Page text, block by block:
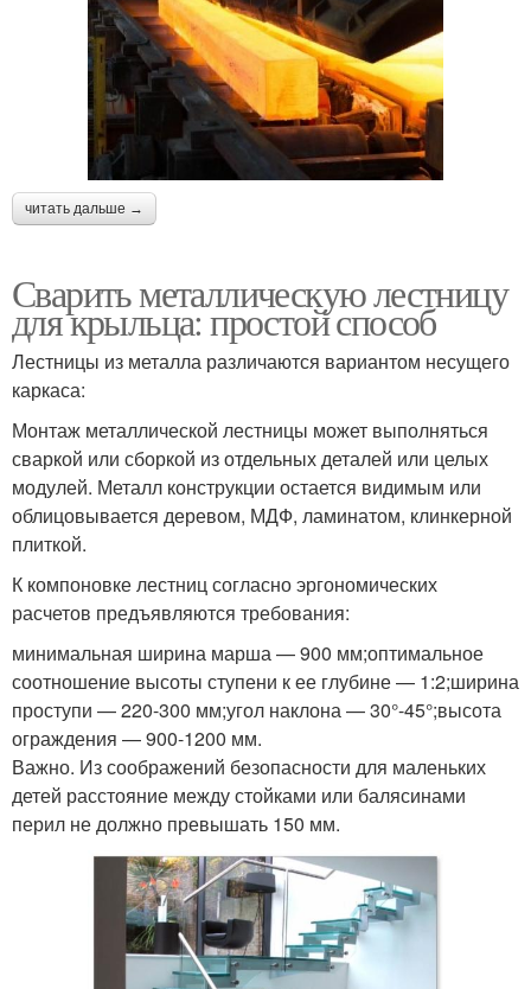
читать дальше →
Сварить металлическую лестницу
для крыльца: простой способ
Лестницы из металла различаются вариантом несущего
каркаса:
Монтаж металлической лестницы может выполняться
сваркой или сборкой из отдельных деталей или целых
модулей. Металл конструкции остается видимым или
облицовывается деревом, МДФ, ламинатом, клинкерной
плиткой.
К компоновке лестниц согласно эргономических
расчетов предъявляются требования:
минимальная ширина марша — 900 мм;оптимальное
соотношение высоты ступени к ее глубине — 1:2;ширина
проступи — 220-300 мм;угол наклона — 30°-45°;высота
ограждения — 900-1200 мм.
Важно. Из соображений безопасности для маленьких
детей расстояние между стойками или балясинами
перил не должно превышать 150 мм.